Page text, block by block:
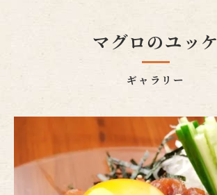
ギャラリー
マグロのユッケ